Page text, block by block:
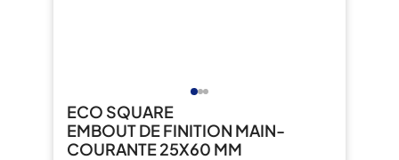
ECO SQUARE
EMBOUT DE FINITION MAIN-
COURANTE 25X60 MM